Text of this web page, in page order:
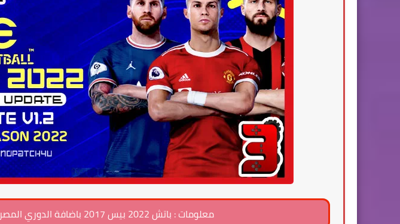
معلومات : باتش 2022 بيس 2017 باضافة الدوري المصري